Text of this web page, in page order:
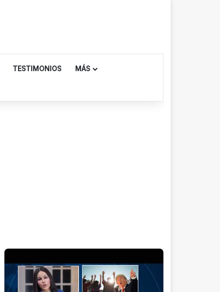
TESTIMONIOS MÁS